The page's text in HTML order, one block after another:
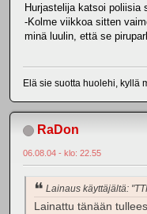
Hurjastelija katsoi poliisia
-Kolme viikkoa sitten
minä luulin, että se
Elä sie suotta huolehi, kyllä
RaDon
06.08.04 - klo: 22.55
Lainaus käyttäjältä:
Lainattu tänään